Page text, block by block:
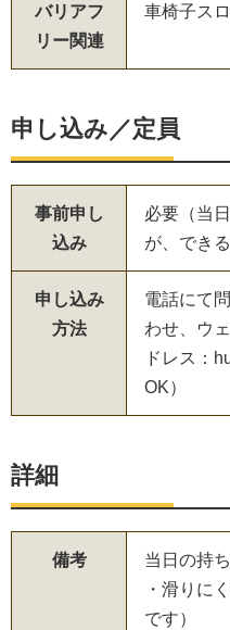
バリアフ
リー関連
車椅子ス
申し込み／定員
事前申し
込み
必要（当
が、でき
申し込み
方法
電話にて
わせ、ウ
ドレス：
OK）
詳細
備考
当日の持
・滑りに
です）